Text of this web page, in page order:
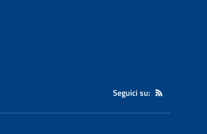
Seguici su: